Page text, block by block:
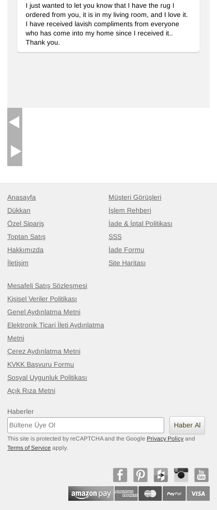
El Dokuma Vintage Halı- K0092842
180 cm x 258 cm
25.235 TL
I just wanted to let you know that I have the rug I
ordered from you, it is in my living room, and I love it.
I have received lavish compliments from everyone
who has come into my home since I received it..
Thank you.
Anasayfa
Dükkan
Özel Sipariş
Toptan Satış
Hakkımızda
İletişim
Müşteri Görüşleri
İşlem Rehberi
İade & İptal Politikası
SSS
İade Formu
Site Haritası
Mesafeli Satış Sözleşmesi
Kişisel Veriler Politikası
Genel Aydınlatma Metni
Elektronik Ticari İleti Aydınlatma
Metni
Çerez Aydınlatma Metni
KVKK Başvuru Formu
Sosyal Uygunluk Politikası
Açık Rıza Metni
Haberler
Haber Al
This site is protected by reCAPTCHA and the Google Privacy Policy and
Terms of Service apply.